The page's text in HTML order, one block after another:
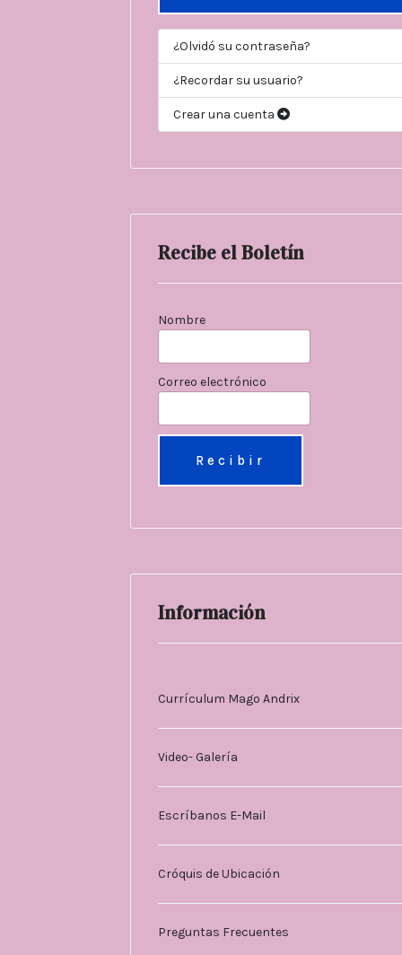
¿Olvidó su contraseña?
¿Recordar su usuario?
Crear una cuenta
Recibe el Boletín
Nombre
Correo electrónico
Información
Currículum Mago Andrix
Video- Galería
Escríbanos E-Mail
Cróquis de Ubicación
Preguntas Frecuentes